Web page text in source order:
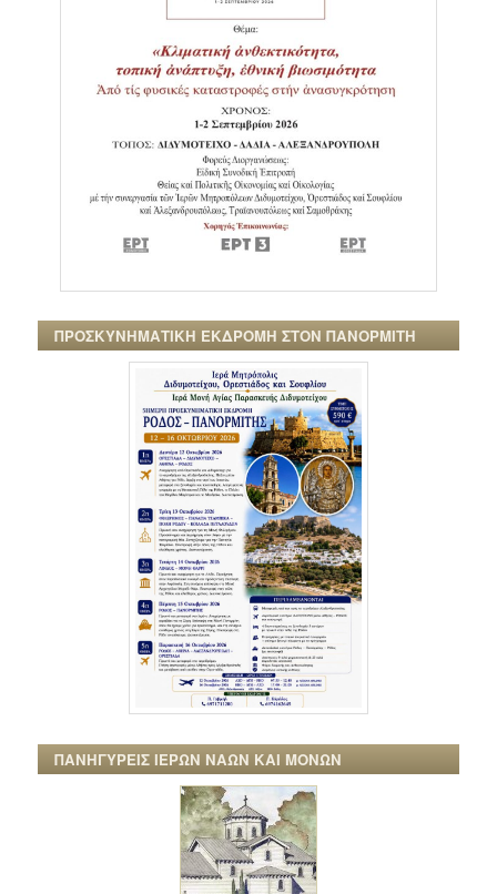
ΠΡΟΣΚΥΝΗΜΑΤΙΚΗ ΕΚΔΡΟΜΗ ΣΤΟΝ ΠΑΝΟΡΜΙΤΗ
ΠΑΝΗΓΥΡΕΙΣ ΙΕΡΩΝ ΝΑΩΝ ΚΑΙ ΜΟΝΩΝ